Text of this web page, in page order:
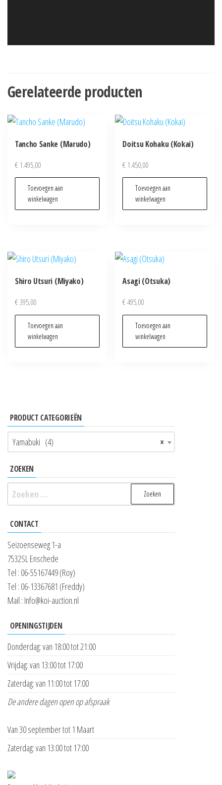
Gerelateerde producten
Tancho Sanke (Marudo)
€ 1.495,00
Toevoegen aan
winkelwagen
Doitsu Kohaku (Kokai)
€ 1.450,00
Toevoegen aan
winkelwagen
Shiro Utsuri (Miyako)
€395,00
Toevoegen aan
winkelwagen
Asagi (Otsuka)
€495,00
Toevoegen aan
winkelwagen
PRODUCT CATEGORIEËN
×
Yamabuki (4)
ZOEKEN
Zoeken
naar:
CONTACT
Seizoenseweg 1-a
7532SL Enschede
Tel : 06-55167449 (Roy)
Tel : 06-13367681 (Freddy)
Mail : Info@koi-auction.nl
OPENINGSTIJDEN
Donderdag: van 18:00 tot 21:00
Vrijdag: van 13:00 tot 17:00
Zaterdag: van 11:00 tot 17:00
De andere dagen open op afspraak
Van 30 september tot 1 Maart
Zaterdag: van 13:00 tot 17:00